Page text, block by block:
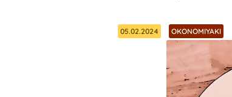
05.02.2024 OKONOMIYAKI